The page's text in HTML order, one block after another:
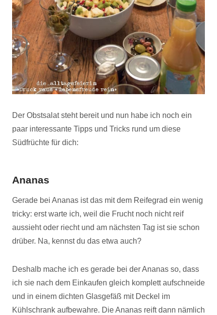
Der Obstsalat steht bereit und nun habe ich noch ein
paar interessante Tipps und Tricks rund um diese
Südfrüchte für dich:
Ananas
Gerade bei Ananas ist das mit dem Reifegrad ein wenig
tricky: erst warte ich, weil die Frucht noch nicht reif
aussieht oder riecht und am nächsten Tag ist sie schon
drüber. Na, kennst du das etwa auch?
Deshalb mache ich es gerade bei der Ananas so, dass
ich sie nach dem Einkaufen gleich komplett aufschneide
und in einem dichten Glasgefäß mit Deckel im
Kühlschrank aufbewahre. Die Ananas reift dann nämlich